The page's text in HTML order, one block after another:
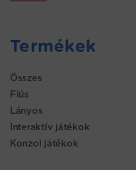
Termékek
Összes
Fiús
Lányos
Interaktív játékok
Konzol játékok